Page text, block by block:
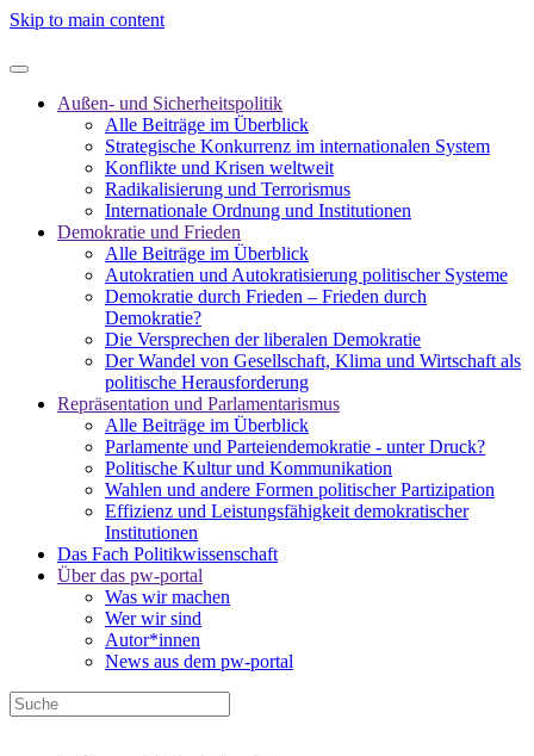
Skip to main content
Außen- und Sicherheitspolitik
Alle Beiträge im Überblick
Strategische Konkurrenz im internationalen System
Konflikte und Krisen weltweit
Radikalisierung und Terrorismus
Internationale Ordnung und Institutionen
Demokratie und Frieden
Alle Beiträge im Überblick
Autokratien und Autokratisierung politischer Systeme
Demokratie durch Frieden – Frieden durch
Demokratie?
Die Versprechen der liberalen Demokratie
Der Wandel von Gesellschaft, Klima und Wirtschaft als
politische Herausforderung
Repräsentation und Parlamentarismus
Alle Beiträge im Überblick
Parlamente und Parteiendemokratie - unter Druck?
Politische Kultur und Kommunikation
Wahlen und andere Formen politischer Partizipation
Effizienz und Leistungsfähigkeit demokratischer
Institutionen
Das Fach Politikwissenschaft
Über das pw-portal
Was wir machen
Wer wir sind
Autor*innen
News aus dem pw-portal